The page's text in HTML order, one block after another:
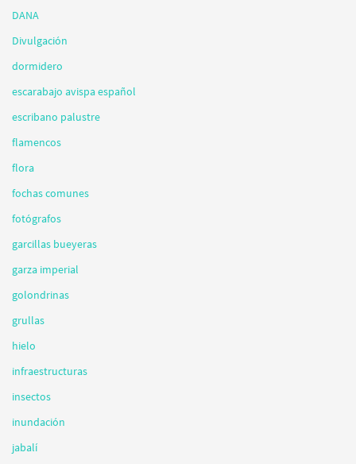
DANA
Divulgación
dormidero
escarabajo avispa español
escribano palustre
flamencos
flora
fochas comunes
fotógrafos
garcillas bueyeras
garza imperial
golondrinas
grullas
hielo
infraestructuras
insectos
inundación
jabalí